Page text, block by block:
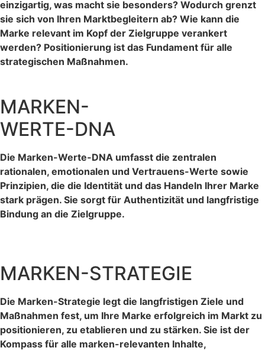
einzigartig, was macht sie besonders? Wodurch grenzt
sie sich von Ihren Marktbegleitern ab? Wie kann die
Marke relevant im Kopf der Zielgruppe verankert
werden? Positionierung ist das Fundament für alle
strategischen Maßnahmen.
MARKEN-
WERTE-DNA
Die Marken-Werte-DNA umfasst die zentralen
rationalen, emotionalen und Vertrauens-Werte sowie
Prinzipien, die die Identität und das Handeln Ihrer Marke
stark prägen. Sie sorgt für Authentizität und langfristige
Bindung an die Zielgruppe.
MARKEN-STRATEGIE
Die Marken-Strategie legt die langfristigen Ziele und
Maßnahmen fest, um Ihre Marke erfolgreich im Markt zu
positionieren, zu etablieren und zu stärken. Sie ist der
Kompass für alle marken-relevanten Inhalte,